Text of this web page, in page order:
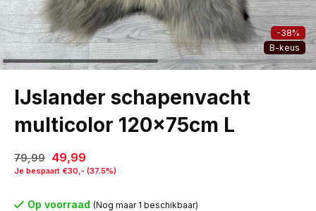
-38%
B-keus
IJslander schapenvacht
multicolor 120x75cm L
79,99 49,99
Je bespaart €30,- (37.5%)
Op voorraad (Nog maar 1 beschikbaar)